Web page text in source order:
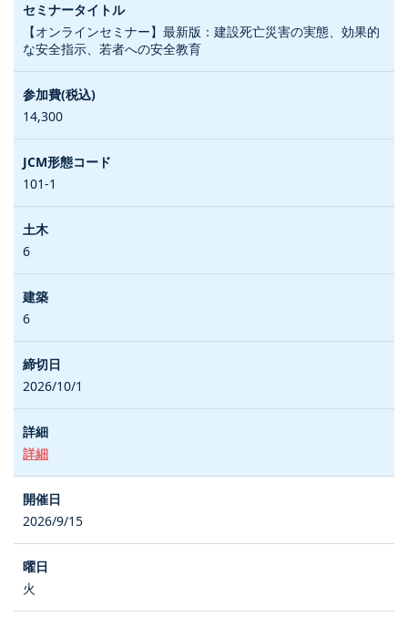
【オンラインセミナー】最新版：建設死亡災害の実態、効果的
な安全指示、若者への安全教育
14,300
101-1
6
6
2026/10/1
詳細
2026/9/15
火